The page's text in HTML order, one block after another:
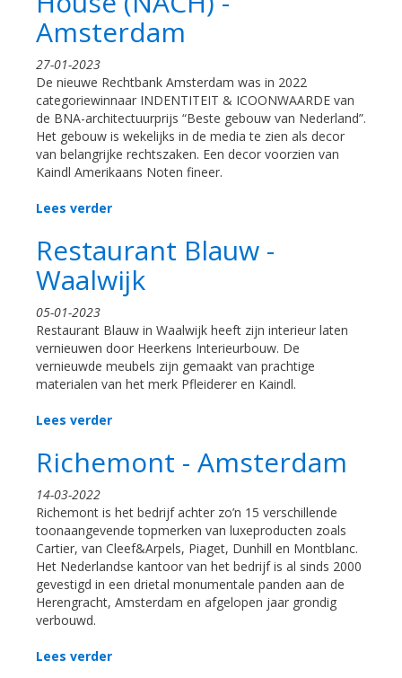
Amsterdam
27-01-2023
De nieuwe Rechtbank Amsterdam was in 2022
categoriewinnaar INDENTITEIT & ICOONWAARDE van
de BNA-architectuurprijs “Beste gebouw van Nederland”.
Het gebouw is wekelijks in de media te zien als decor
van belangrijke rechtszaken. Een decor voorzien van
Kaindl Amerikaans Noten fineer.
Lees verder
Restaurant Blauw -
Waalwijk
05-01-2023
Restaurant Blauw in Waalwijk heeft zijn interieur laten
vernieuwen door Heerkens Interieurbouw. De
vernieuwde meubels zijn gemaakt van prachtige
materialen van het merk Pfleiderer en Kaindl.
Lees verder
Richemont - Amsterdam
14-03-2022
Richemont is het bedrijf achter zo’n 15 verschillende
toonaangevende topmerken van luxeproducten zoals
Cartier, van Cleef&Arpels, Piaget, Dunhill en Montblanc.
Het Nederlandse kantoor van het bedrijf is al sinds 2000
gevestigd in een drietal monumentale panden aan de
Herengracht, Amsterdam en afgelopen jaar grondig
verbouwd.
Lees verder